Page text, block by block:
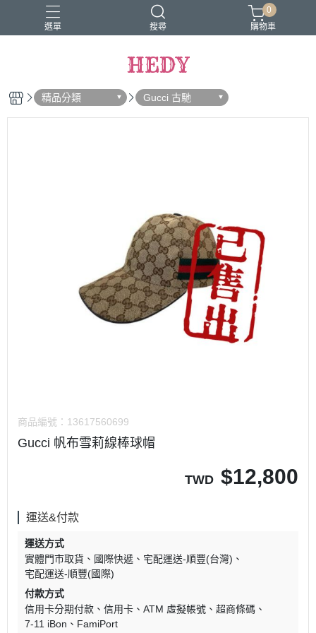
選單 搜尋
0
購物車
HEDY
精品分類 Gucci 古馳
商品編號： 13617560699
Gucci 帆布雪莉線棒球帽
TWD $12,800
運送&付款
運送方式
實體門市取貨
國際快遞
宅配運送-順豐(台灣)
宅配運送-順豐(國際)
付款方式
信用卡分期付款
信用卡 ATM 虛擬帳號
超商條碼
7-11 iBon
FamiPort